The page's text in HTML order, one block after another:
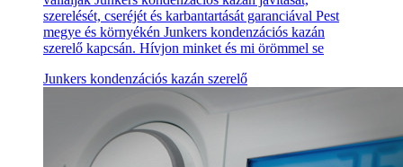
szerelését, cseréjét és karbantartását garanciával Pest
megye és környékén Junkers kondenzációs kazán
szerelő kapcsán. Hívjon minket és mi örömmel se
Junkers kondenzációs kazán szerelő